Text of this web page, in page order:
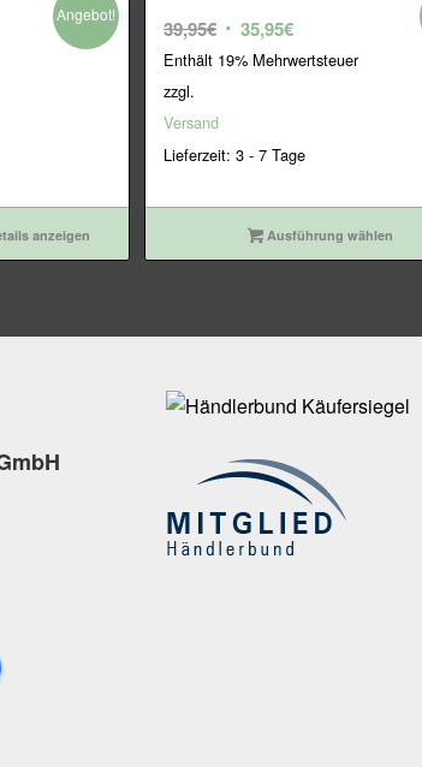
Angebot!
anzeigen
39,95€ Ursprünglicher
Preis
35,95€Aktueller
Preis
Enthält 19% Mehrwertsteuer
zzgl.
Versand
Lieferzeit: 3 - 7 Tage
Ausführung wählen